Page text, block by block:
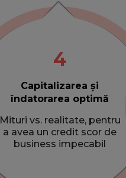
4
Capitalizarea și
îndatorarea optimă
Mituri vs. realitate, pentru
a avea un credit scor de
business impecabil